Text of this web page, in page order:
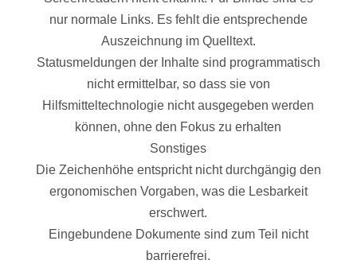
nur normale Links. Es fehlt die entsprechende
Auszeichnung im Quelltext.
Statusmeldungen der Inhalte sind programmatisch
nicht ermittelbar, so dass sie von
Hilfsmitteltechnologie nicht ausgegeben werden
können, ohne den Fokus zu erhalten
Sonstiges
Die Zeichenhöhe entspricht nicht durchgängig den
ergonomischen Vorgaben, was die Lesbarkeit
erschwert.
Eingebundene Dokumente sind zum Teil nicht
barrierefrei.